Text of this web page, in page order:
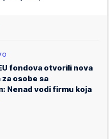
fondova otvorili nova
osobe sa
Nenad vodi firmu koja